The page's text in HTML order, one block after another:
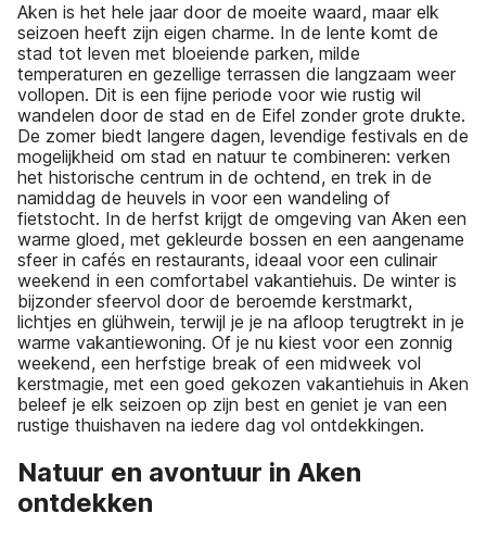
Aken is het hele jaar door de moeite waard, maar elk
seizoen heeft zijn eigen charme. In de lente komt de
stad tot leven met bloeiende parken, milde
temperaturen en gezellige terrassen die langzaam weer
vollopen. Dit is een fijne periode voor wie rustig wil
wandelen door de stad en de Eifel zonder grote drukte.
De zomer biedt langere dagen, levendige festivals en de
mogelijkheid om stad en natuur te combineren: verken
het historische centrum in de ochtend, en trek in de
namiddag de heuvels in voor een wandeling of
fietstocht. In de herfst krijgt de omgeving van Aken een
warme gloed, met gekleurde bossen en een aangename
sfeer in cafés en restaurants, ideaal voor een culinair
weekend in een comfortabel vakantiehuis. De winter is
bijzonder sfeervol door de beroemde kerstmarkt,
lichtjes en glühwein, terwijl je je na afloop terugtrekt in je
warme vakantiewoning. Of je nu kiest voor een zonnig
weekend, een herfstige break of een midweek vol
kerstmagie, met een goed gekozen vakantiehuis in Aken
beleef je elk seizoen op zijn best en geniet je van een
rustige thuishaven na iedere dag vol ontdekkingen.
Natuur en avontuur in Aken
ontdekken